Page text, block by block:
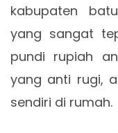
kabupaten
yang sangat
pundi rupiah
yang anti rugi,
sendiri di rumah.